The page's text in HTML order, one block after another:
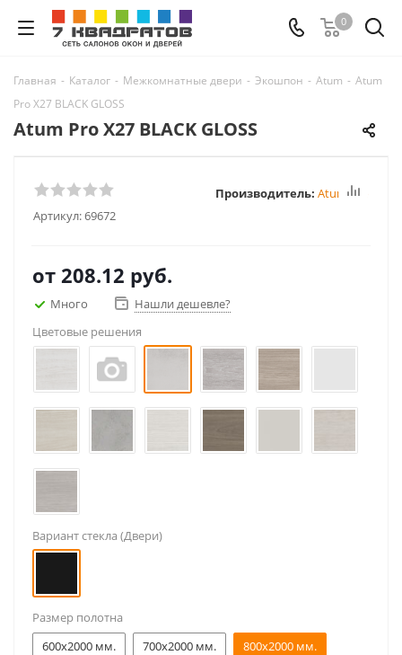
0
Главная - Каталог - Межкомнатные двери - Экошпон - Atum - Atum
Pro Х27 BLACK GLOSS
Atum Pro Х27 BLACK GLOSS
Артикул:69672
Производитель: Atum Pro
от 208.12 руб.
Много
Нашли дешевле?
Цветовые решения
Вариант стекла (Двери)
Размер полотна
600x2000 мм.
700x2000 мм. 800x2000 мм.